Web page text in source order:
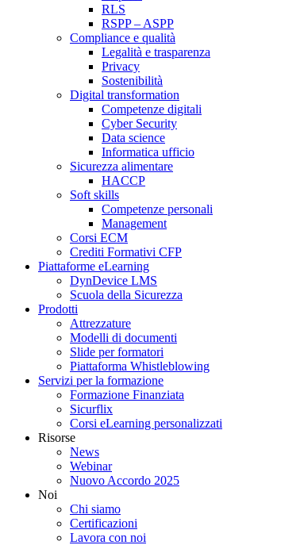
RLS
RSPP – ASPP
Compliance e qualità
Legalità e trasparenza
Privacy
Sostenibilità
Digital transformation
Competenze digitali
Cyber Security
Data science
Informatica ufficio
Sicurezza alimentare
HACCP
Soft skills
Competenze personali
Management
Corsi ECM
Crediti Formativi CFP
Piattaforme eLearning
DynDevice LMS
Scuola della Sicurezza
Prodotti
Attrezzature
Modelli di documenti
Slide per formatori
Piattaforma Whistleblowing
Servizi per la formazione
Formazione Finanziata
Sicurflix
Corsi eLearning personalizzati
Risorse
News
Webinar
Nuovo Accordo 2025
Noi
Chi siamo
Certificazioni
Lavora con noi